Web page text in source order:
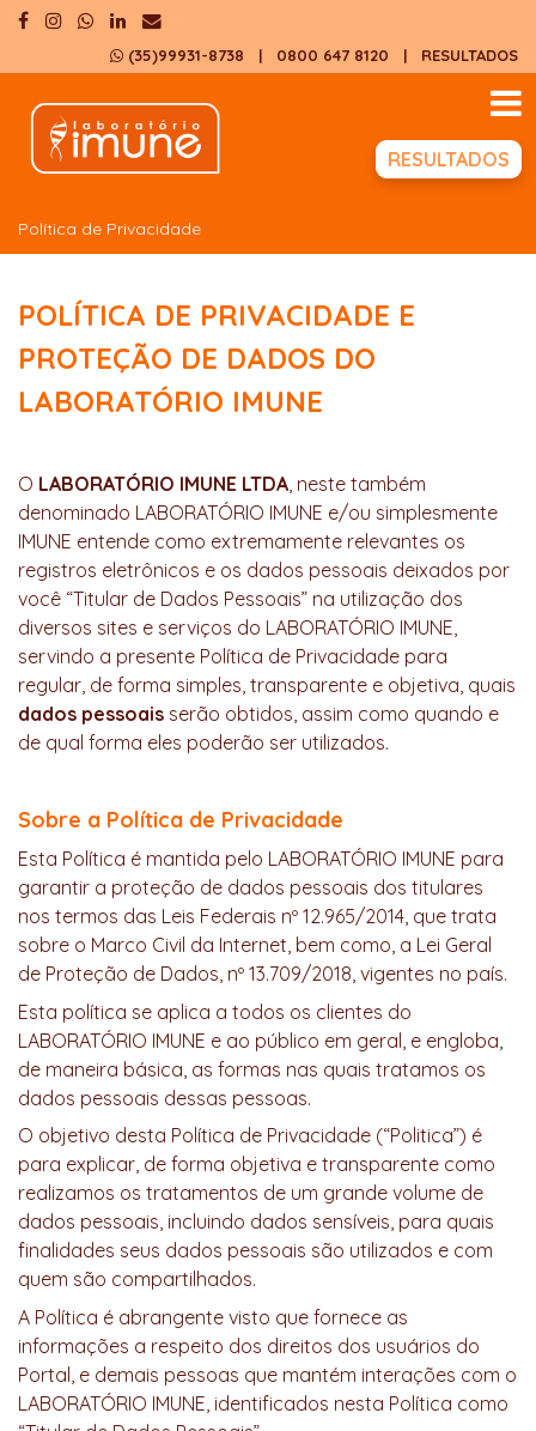
(35)99931-8738 | 0800 647 8120 | RESULTADOS
RESULTADOS
Política de Privacidade
POLÍTICA DE PRIVACIDADE E
PROTEÇÃO DE DADOS DO
LABORATÓRIO IMUNE
O LABORATÓRIO IMUNE LTDA , neste também
denominado LABORATÓRIO IMUNE e/ou simplesmente
IMUNE entende como extremamente relevantes os
registros eletrônicos e os dados pessoais deixados por
você “Titular de Dados Pessoais” na utilização dos
diversos sites e serviços do LABORATÓRIO IMUNE,
servindo a presente Política de Privacidade para
regular, de forma simples, transparente e objetiva, quais
dados pessoais serão obtidos, assim como quando e
de qual forma eles poderão ser utilizados.
Sobre a Política de Privacidade
Esta Política é mantida pelo LABORATÓRIO IMUNE para
garantir a proteção de dados pessoais dos titulares
nos termos das Leis Federais nº 12.965/2014, que trata
sobre o Marco Civil da Internet, bem como, a Lei Geral
de Proteção de Dados, nº 13.709/2018, vigentes no país.
Esta política se aplica a todos os clientes do
LABORATÓRIO IMUNE e ao público em geral, e engloba,
de maneira básica, as formas nas quais tratamos os
dados pessoais dessas pessoas.
O objetivo desta Política de Privacidade (“Politica”) é
para explicar, de forma objetiva e transparente como
realizamos os tratamentos de um grande volume de
dados pessoais, incluindo dados sensíveis, para quais
finalidades seus dados pessoais são utilizados e com
quem são compartilhados.
A Política é abrangente visto que fornece as
informações a respeito dos direitos dos usuários do
Portal, e demais pessoas que mantém interações com o
LABORATÓRIO IMUNE, identificados nesta Política como